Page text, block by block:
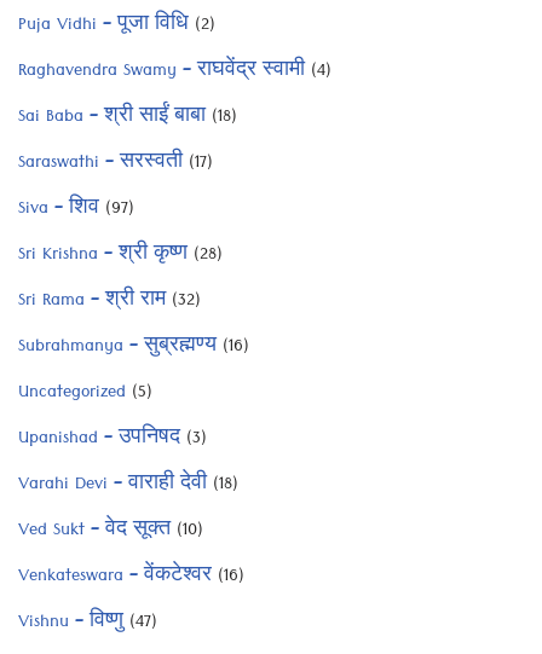
Puja Vidhi – पूजा विधि (2)
Raghavendra Swamy – राघवेंद्र स्वामी(4)
Sai Baba – श्री साईं बाबा(18)
Saraswathi – सरस्वती(17)
Siva – शिव (97)
Sri Krishna – श्री कृष्ण(28)
Sri Rama – श्री राम(32)
Subrahmanya – सुब्रह्मण्य(16)
Uncategorized (5)
Upanishad – उपनिषद(3)
Varahi Devi – वाराही देवी(18)
Ved Sukt – वेद सूक्त(10)
Venkateswara – वेंकटेश्वर (16)
Vishnu – विष्णु(47)